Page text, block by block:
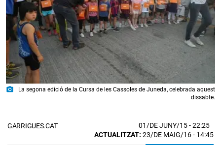
photo_camera
La segona edició de la Cursa de les Cassoles de Juneda, celebrada aquest
dissabte.
GARRIGUES.CAT 01/DE JUNY/15- 22:25
ACTUALITZAT: 23/DE MAIG/16 - 14:45